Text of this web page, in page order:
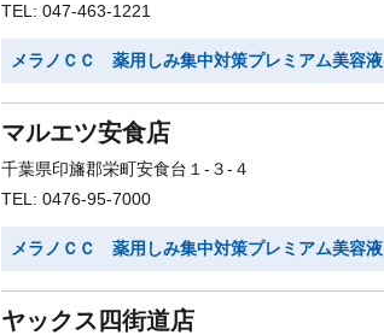
TEL: 047-463-1221
メラノＣＣ 薬用しみ集中対策プレミアム美容液
マルエツ安食店
千葉県印旛郡栄町安食台１-３-４
TEL: 0476-95-7000
メラノＣＣ 薬用しみ集中対策プレミアム美容液
ヤックス四街道店